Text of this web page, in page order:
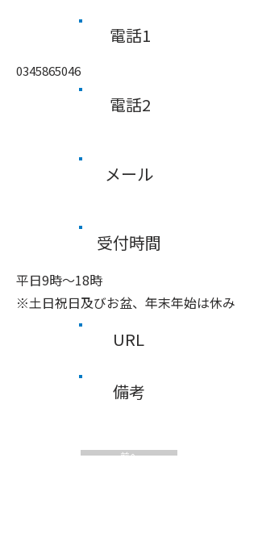
​電話1
0345865046
​電話2
メール
受付時間
平日9時～18時
※土日祝日及びお盆、年末年始は休み
URL
備考
前へ